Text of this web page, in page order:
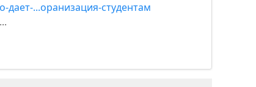
...оранизация-студентам